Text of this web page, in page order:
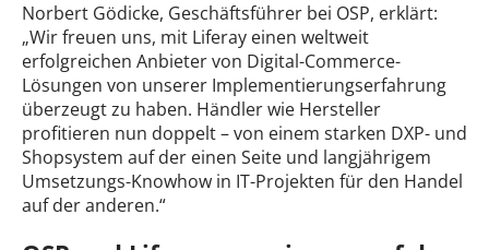
Norbert Gödicke, Geschäftsführer bei OSP, erklärt:
„Wir freuen uns, mit Liferay einen weltweit
erfolgreichen Anbieter von Digital-Commerce-
Lösungen von unserer Implementierungserfahrung
überzeugt zu haben. Händler wie Hersteller
profitieren nun doppelt – von einem starken DXP- und
Shopsystem auf der einen Seite und langjährigem
Umsetzungs-Knowhow in IT-Projekten für den Handel
auf der anderen.“